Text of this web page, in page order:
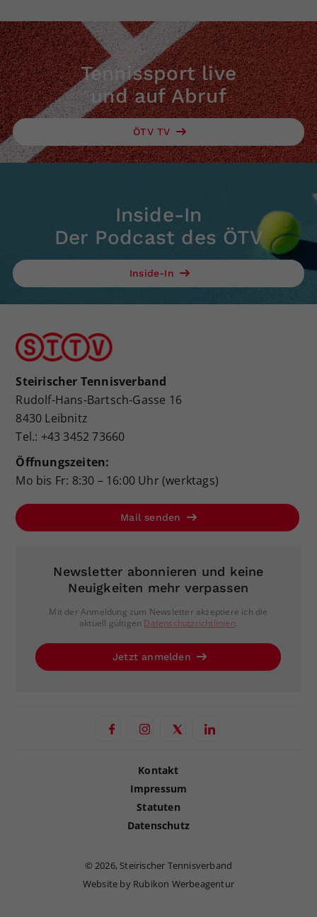
Tennissport live
und auf Abruf
ÖTV TV
Inside-In
Der Podcast des ÖTV
Inside-In
Steirischer Tennisverband
Rudolf-Hans-Bartsch-Gasse 16
8430 Leibnitz
Tel.: +43 3452 73660
Öffnungszeiten:
Mo bis Fr: 8:30 – 16:00 Uhr (werktags)
Mail senden
Newsletter abonnieren und keine
Neuigkeiten mehr verpassen
Mit der Anmeldung zum Newsletter akzeptiere ich die
aktuell gültigen Datenschutzrichtlinien.
Jetzt anmelden
Kontakt
Impressum
Statuten
Datenschutz
©2026, Steirischer Tennisverband
Website by Rubikon Werbeagentur